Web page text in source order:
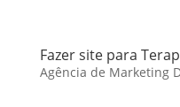
Fazer site para
Agência de Marketing